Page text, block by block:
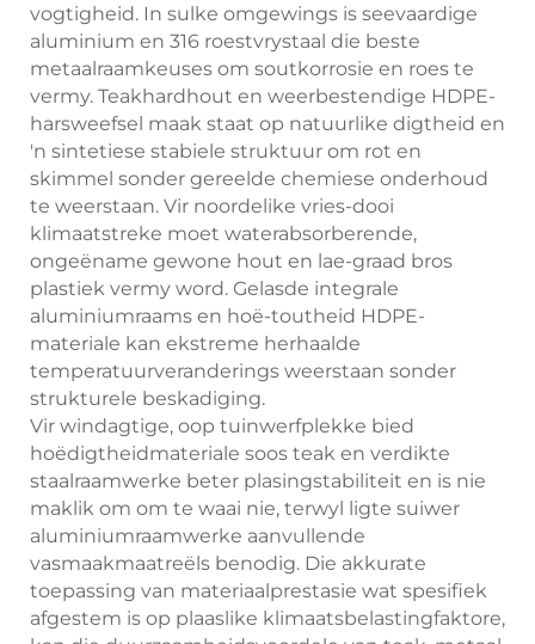
vogtigheid. In sulke omgewings is seevaardige
aluminium en 316 roestvrystaal die beste
metaalraamkeuses om soutkorrosie en roes te
vermy. Teakhardhout en weerbestendige HDPE-
harsweefsel maak staat op natuurlike digtheid en
'n sintetiese stabiele struktuur om rot en
skimmel sonder gereelde chemiese onderhoud
te weerstaan. Vir noordelike vries-dooi
klimaatstreke moet waterabsorberende,
ongeëname gewone hout en lae-graad bros
plastiek vermy word. Gelasde integrale
aluminiumraams en hoë-toutheid HDPE-
materiale kan ekstreme herhaalde
temperatuurveranderings weerstaan sonder
strukturele beskadiging.
Vir windagtige, oop tuinwerfplekke bied
hoëdigtheidmateriale soos teak en verdikte
staalraamwerke beter plasingstabiliteit en is nie
maklik om om te waai nie, terwyl ligte suiwer
aluminiumraamwerke aanvullende
vasmaakmaatreëls benodig. Die akkurate
toepassing van materiaalprestasie wat spesifiek
afgestem is op plaaslike klimaatsbelastingfaktore,